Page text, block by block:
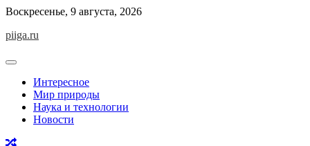
Skip
content
Воскресенье, 9 августа, 2026
piiga.ru
Интересное
Мир природы
Наука и технологии
Новости